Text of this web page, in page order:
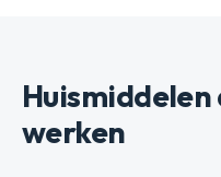
werken